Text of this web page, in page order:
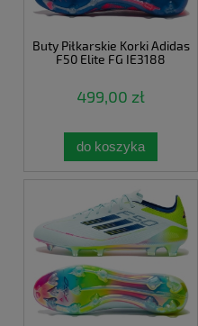
Buty Piłkarskie Korki Adidas
F50 Elite FG IE3188
499,00 zł
do koszyka